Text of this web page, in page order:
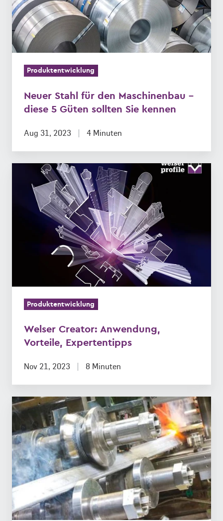
–
diese
5
Güten
Produktentwicklung
Neuer Stahl für den Maschinenbau –
diese 5 Güten sollten Sie kennen
Aug 31, 2023 4 Minuten
Creator:
Anwendung,
Vorteile,
Expertentipps
Produktentwicklung
Welser Creator: Anwendung,
Vorteile, Expertentipps
Nov 21, 2023 8 Minuten
Stahl
ja
oder
nein?
Das
sollten
Konstrukteure
Produktentwickler